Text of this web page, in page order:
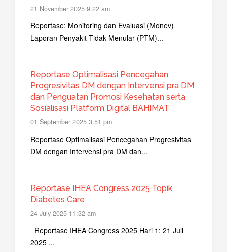
21 November 2025 9:22 am
Reportase: Monitoring dan Evaluasi (Monev)
Laporan Penyakit Tidak Menular (PTM)...
Reportase Optimalisasi Pencegahan
Progresivitas DM dengan Intervensi pra DM
dan Penguatan Promosi Kesehatan serta
Sosialisasi Platform Digital BAHIMAT
01 September 2025 3:51 pm
Reportase Optimalisasi Pencegahan Progresivitas
DM dengan Intervensi pra DM dan...
Reportase IHEA Congress 2025 Topik
Diabetes Care
24 July 2025 11:32 am
Reportase IHEA Congress 2025 Hari 1: 21 Juli
2025 ...